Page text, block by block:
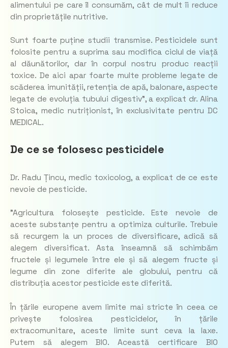
alimentului pe care îl consumăm, cât de mult îi reduce
din proprietățile nutritive.
Sunt foarte puține studii transmise. Pesticidele sunt
folosite pentru a suprima sau modifica ciclul de viață
al dăunătorilor, dar în corpul nostru produc reacții
toxice. De aici apar foarte multe probleme legate de
scăderea imunității, retenția de apă, balonare, aspecte
legate de evoluția tubului digestiv”, a explicat dr. Alina
Stoica, medic nutriționist, în exclusivitate pentru DC
MEDICAL.
De ce se folosesc pesticidele
Dr. Radu Țincu, medic toxicolog, a explicat de ce este
nevoie de pesticide.
”Agricultura folosește pesticide. Este nevoie de
aceste substanțe pentru a optimiza culturile. Trebuie
să recurgem la un proces de diversificare, adică să
alegem diversificat. Asta înseamnă să schimbăm
fructele și legumele între ele și să alegem fructe și
legume din zone diferite ale globului, pentru că
distribuția acestor pesticide este diferită.
În țările europene avem limite mai stricte în ceea ce
privește folosirea pesticidelor, în țările
extracomunitare, aceste limite sunt ceva la laxe.
Putem să alegem BIO. Această certificare BIO